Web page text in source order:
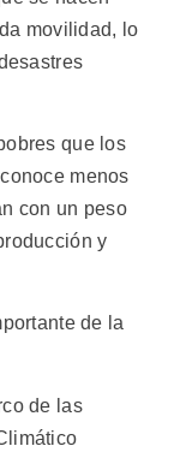
movilidad, lo
que los
menos
con un peso
y
de la
de las